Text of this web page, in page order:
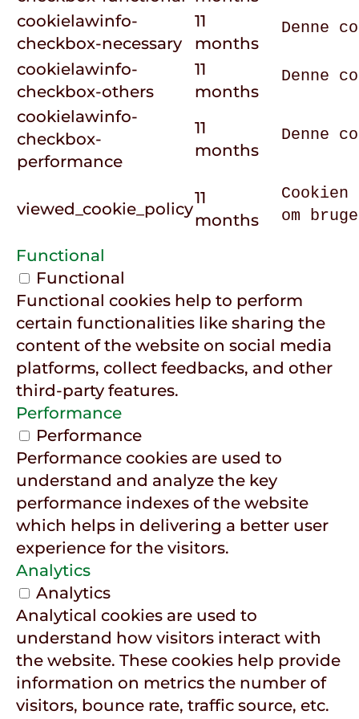
cookielawinfo-
checkbox-necessary
11
months
Denne
cookielawinfo-
checkbox-others
11
months
Denne
cookielawinfo-
checkbox-
performance
11
months
Denne
viewed_cookie_policy
11
months
om
Functional
Functional
Functional cookies help to perform
certain functionalities like sharing the
content of the website on social media
platforms, collect feedbacks, and other
third-party features.
Performance
Performance
Performance cookies are used to
understand and analyze the key
performance indexes of the website
which helps in delivering a better user
experience for the visitors.
Analytics
Analytics
Analytical cookies are used to
understand how visitors interact with
the website. These cookies help provide
information on metrics the number of
visitors, bounce rate, traffic source, etc.